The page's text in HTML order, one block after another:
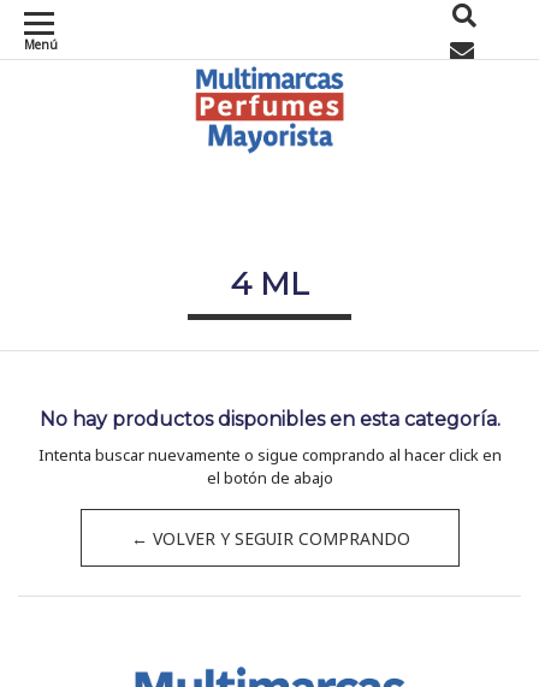
Menú
4 ML
No hay productos disponibles en esta categoría.
Intenta buscar nuevamente o sigue comprando al hacer click en
el botón de abajo
← VOLVER Y SEGUIR COMPRANDO